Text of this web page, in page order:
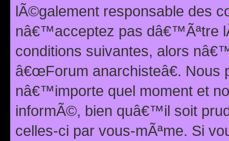
lÃ©galement responsable des
nâ€™acceptez pas dâ€™Ãªtre
conditions suivantes, alors
â€œForum anarchisteâ€.
nâ€™importe quel moment et
informÃ©, bien quâ€™il soit
celles-ci par vous-mÃªme. Si